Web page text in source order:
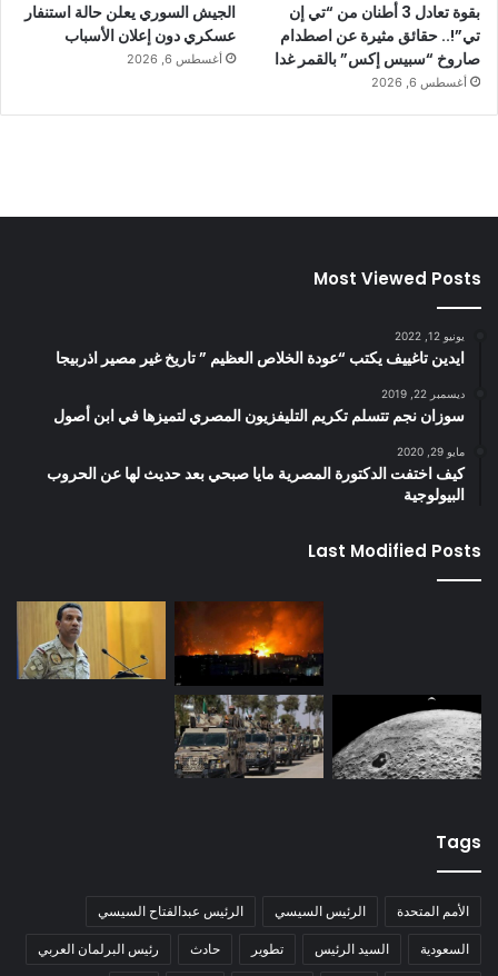
بقوة تعادل 3 أطنان من “تي إن
تي”!.. حقائق مثيرة عن اصطدام
صاروخ “سبيس إكس” بالقمر غدا
أغسطس 6, 2026
الجيش السوري يعلن حالة استنفار
عسكري دون إعلان الأسباب
أغسطس 6, 2026
Most Viewed Posts
يونيو 12, 2022
ايدين تاغييف يكتب “عودة الخلاص العظيم ” تاريخ غير مصير اذربيجا
ديسمبر 22, 2019
سوزان نجم تتسلم تكريم التليفزيون المصري لتميزها في ابن أصول
مايو 29, 2020
كيف اختفت الدكتورة المصرية مايا صبحي بعد حديث لها عن الحروب
البيولوجية
Last Modified Posts
Tags
الأمم المتحدة الرئيس السيسي الرئيس عبدالفتاح السيسي
السعودية السيد الرئيس تطوير حادث رئيس البرلمان العربي